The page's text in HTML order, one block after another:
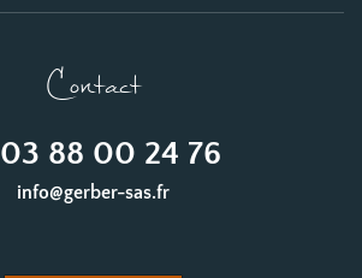
Contact
03 88 00 24 76
info@gerber-sas.fr